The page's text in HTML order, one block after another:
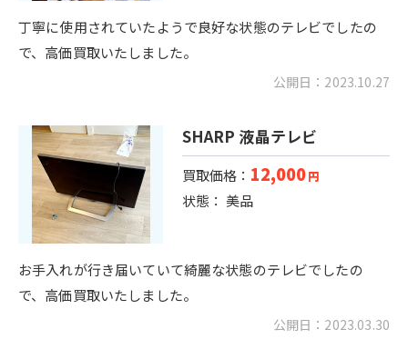
丁寧に使用されていたようで良好な状態のテレビでしたの
で、高価買取いたしました。
公開日：2023.10.27
SHARP 液晶テレビ
買取価格： 12,000円
状態： 美品
お手入れが行き届いていて綺麗な状態のテレビでしたの
で、高価買取いたしました。
公開日：2023.03.30